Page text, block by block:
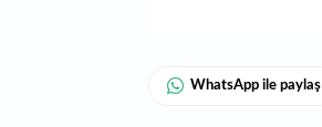
WhatsApp ile paylaş